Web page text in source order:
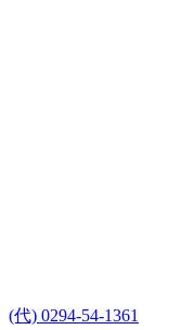
(代) 0294-54-1361